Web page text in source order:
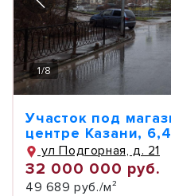
1/8
Участок под
центре Казани,
ул Подгорная, д. 21
32 000 000 руб.
49 689 руб./м²